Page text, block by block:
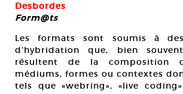
Desbordes
Form@ts
Les formats sont soumis à des
d’hybridation que, bien
résultent de la composition
médiums, formes ou contextes
tels que «webring», «live